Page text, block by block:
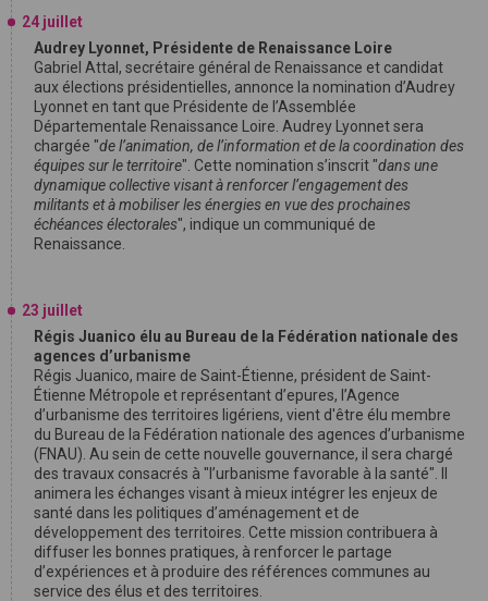
24 juillet
Audrey Lyonnet, Présidente de Renaissance Loire
Gabriel Attal, secrétaire général de Renaissance et candidat
aux élections présidentielles, annonce la nomination d’Audrey
Lyonnet en tant que Présidente de l’Assemblée
Départementale Renaissance Loire. Audrey Lyonnet sera
chargée "de l’animation, de l’information et de la coordination des
équipes sur le territoire". Cette nomination s’inscrit "dans une
dynamique collective visant à renforcer l’engagement des
militants et à mobiliser les énergies en vue des prochaines
échéances électorales", indique un communiqué de
Renaissance.
23 juillet
Régis Juanico élu au Bureau de la Fédération nationale des
agences d’urbanisme
Régis Juanico, maire de Saint-Étienne, président de Saint-
Étienne Métropole et représentant d’epures, l’Agence
d’urbanisme des territoires ligériens, vient d'être élu membre
du Bureau de la Fédération nationale des agences d’urbanisme
(FNAU). Au sein de cette nouvelle gouvernance, il sera chargé
des travaux consacrés à "l’urbanisme favorable à la santé". Il
animera les échanges visant à mieux intégrer les enjeux de
santé dans les politiques d’aménagement et de
développement des territoires. Cette mission contribuera à
diffuser les bonnes pratiques, à renforcer le partage
d’expériences et à produire des références communes au
service des élus et des territoires.